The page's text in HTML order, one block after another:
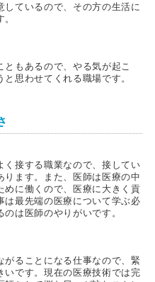
ているので、その方の生活に
もあるので、やる気が起こ
思わせてくれる職場です。
く接する職業なので、接してい
ります。また、医師は医療の中
めに働くので、医療に大きく貢
は最先端の医療について学ぶ必
は医師のやりがいです。
ることになる仕事なので、緊
いです。現在の医療技術では完